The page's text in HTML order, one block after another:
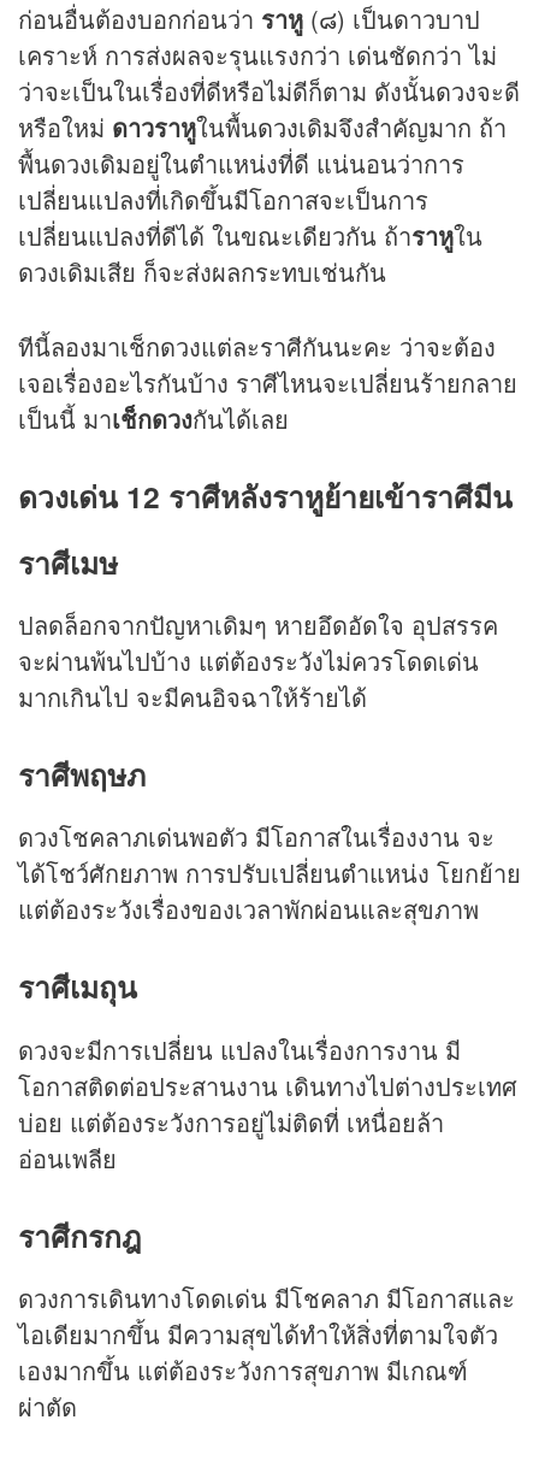
ก่อนอื่นต้องบอกก่อนว่า ราหู (๘) เป็นดาวบาป
เคราะห์ การส่งผลจะรุนแรงกว่า เด่นชัดกว่า ไม่
ว่าจะเป็นในเรื่องที่ดีหรือไม่ดีก็ตาม ดังนั้นดวงจะดี
หรือใหม่ ดาวราหูในพื้นดวงเดิมจึงสำคัญมาก ถ้า
พื้นดวงเดิมอยู่ในตำแหน่งที่ดี แน่นอนว่าการ
เปลี่ยนแปลงที่เกิดขึ้นมีโอกาสจะเป็นการ
เปลี่ยนแปลงที่ดีได้ ในขณะเดียวกัน ถ้าราหูใน
ดวงเดิมเสีย ก็จะส่งผลกระทบเช่นกัน
ทีนี้ลองมาเช็กดวงแต่ละราศีกันนะคะ ว่าจะต้อง
เจอเรื่องอะไรกันบ้าง ราศีไหนจะเปลี่ยนร้ายกลาย
เป็นนี้ มาเช็กดวงกันได้เลย
ดวงเด่น 12 ราศีหลังราหูย้ายเข้าราศีมีน
ราศีเมษ
ปลดล็อกจากปัญหาเดิมๆ หายอึดอัดใจ อุปสรรค
จะผ่านพ้นไปบ้าง แต่ต้องระวังไม่ควรโดดเด่น
มากเกินไป จะมีคนอิจฉาให้ร้ายได้
ราศีพฤษภ
ดวงโชคลาภเด่นพอตัว มีโอกาสในเรื่องงาน จะ
ได้โชว์ศักยภาพ การปรับเปลี่ยนตำแหน่ง โยกย้าย
แต่ต้องระวังเรื่องของเวลาพักผ่อนและสุขภาพ
ราศีเมถุน
ดวงจะมีการเปลี่ยน แปลงในเรื่องการงาน มี
โอกาสติดต่อประสานงาน เดินทางไปต่างประเทศ
บ่อย แต่ต้องระวังการอยู่ไม่ติดที่ เหนื่อยล้า
อ่อนเพลีย
ราศีกรกฎ
ดวงการเดินทางโดดเด่น มีโชคลาภ มีโอกาสและ
ไอเดียมากขึ้น มีความสุขได้ทำให้สิ่งที่ตามใจตัว
เองมากขึ้น แต่ต้องระวังการสุขภาพ มีเกณฑ์
ผ่าตัด